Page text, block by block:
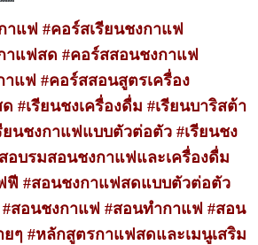
แฟ #คอร์สเรียนชงกาแฟ
าแฟสด #คอร์สสอนชงกาแฟ
แฟ #คอร์สสอนสูตรเครื่อง
ด #เรียนชงเครื่องดื่ม #เรียนบาริสต้า
ยนชงกาแฟแบบตัวต่อตัว #เรียนชง
อบรมสอนชงกาแฟและเครื่องดื่ม
ฟี #สอนชงกาแฟสดแบบตัวต่อตัว
#สอนชงกาแฟ #สอนทำกาแฟ #สอน
ยๆ #หลักสูตรกาแฟสดและเมนูเสริม